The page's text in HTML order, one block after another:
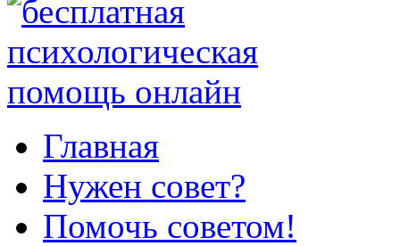
Главная
Нужен совет?
Помочь советом!